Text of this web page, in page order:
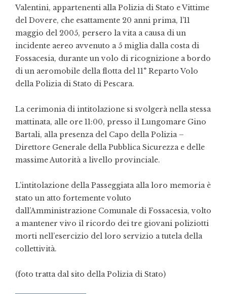
Valentini, appartenenti alla Polizia di Stato e Vittime
del Dovere, che esattamente 20 anni prima, l’11
maggio del 2005, persero la vita a causa di un
incidente aereo avvenuto a 5 miglia dalla costa di
Fossacesia, durante un volo di ricognizione a bordo
di un aeromobile della flotta del 11° Reparto Volo
della Polizia di Stato di Pescara.
La cerimonia di intitolazione si svolgerà nella stessa
mattinata, alle ore 11:00, presso il Lungomare Gino
Bartali, alla presenza del Capo della Polizia –
Direttore Generale della Pubblica Sicurezza e delle
massime Autorità a livello provinciale.
L’intitolazione della Passeggiata alla loro memoria è
stato un atto fortemente voluto
dall’Amministrazione Comunale di Fossacesia, volto
a mantener vivo il ricordo dei tre giovani poliziotti
morti nell’esercizio del loro servizio a tutela della
collettività.
(foto tratta dal sito della Polizia di Stato)